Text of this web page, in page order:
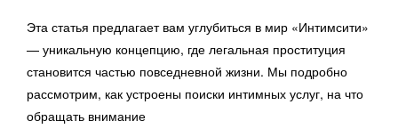
Эта статья предлагает вам углубиться в мир «Интимсити»
— уникальную концепцию, где легальная проституция
становится частью повседневной жизни. Мы подробно
рассмотрим, как устроены поиски интимных услуг, на что
обращать внимание